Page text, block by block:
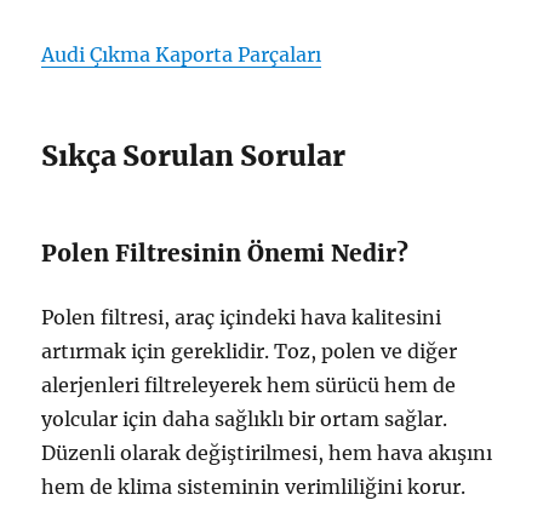
Audi Çıkma Kaporta Parçaları
Sıkça Sorulan Sorular
Polen Filtresinin Önemi Nedir?
Polen filtresi, araç içindeki hava kalitesini
artırmak için gereklidir. Toz, polen ve diğer
alerjenleri filtreleyerek hem sürücü hem de
yolcular için daha sağlıklı bir ortam sağlar.
Düzenli olarak değiştirilmesi, hem hava akışını
hem de klima sisteminin verimliliğini korur.